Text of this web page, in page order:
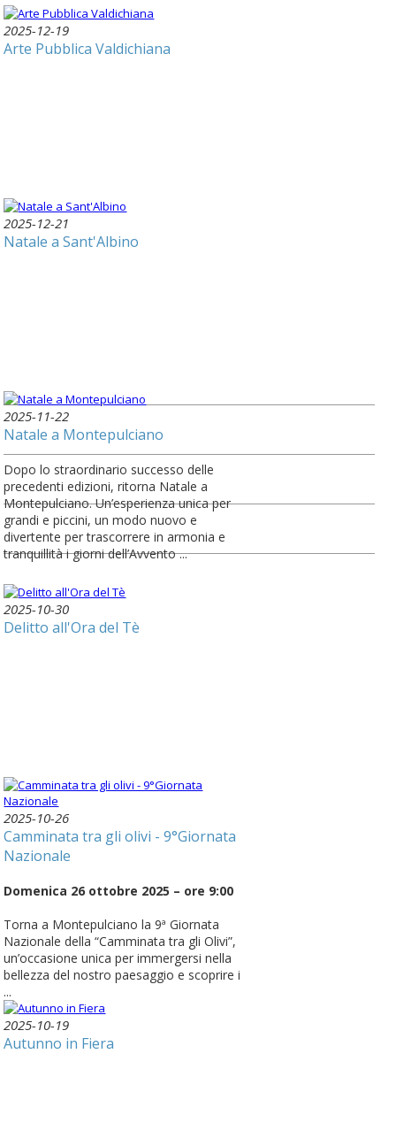
2025-12-19
Arte Pubblica Valdichiana
2025-12-21
Natale a Sant'Albino
2025-11-22
Natale a Montepulciano
Dopo lo straordinario successo delle
precedenti edizioni, ritorna Natale a
Montepulciano. Un’esperienza unica per
grandi e piccini, un modo nuovo e
divertente per trascorrere in armonia e
tranquillità i giorni dell’Avvento ...
2025-10-30
Delitto all'Ora del Tè
2025-10-26
Camminata tra gli olivi - 9°Giornata
Nazionale
Domenica 26 ottobre 2025 – ore 9:00
Torna a Montepulciano la 9ª Giornata
Nazionale della “Camminata tra gli Olivi”,
un’occasione unica per immergersi nella
bellezza del nostro paesaggio e scoprire i
...
2025-10-19
Autunno in Fiera